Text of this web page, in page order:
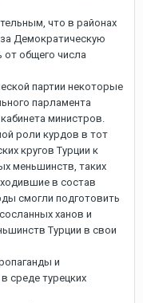
что в районах
Демократическую
от общего числа
партии некоторые
парламента
министров.
роли курдов в тот
кругов Турции к
меньшинств, таких
в состав
смогли подготовить
ханов и
Турции в свои
и
среде турецких